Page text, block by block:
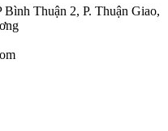
Thuận 2, P. Thuận Giao,